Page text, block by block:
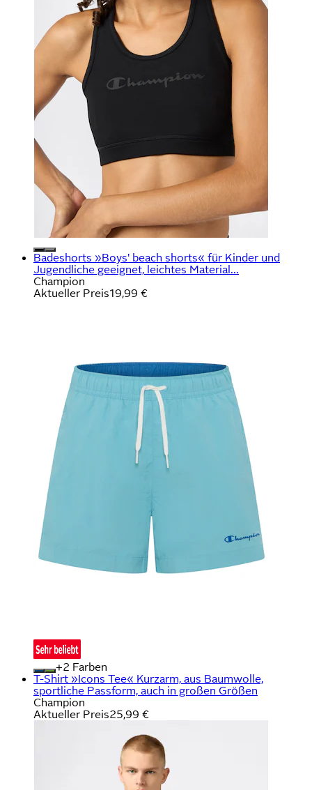
Badeshorts »Boys' beach shorts« für Kinder und
Jugendliche geeignet, leichtes Material...
Champion
Aktueller Preis19,99 €
+
Farben
T-Shirt »Icons Tee« Kurzarm, aus Baumwolle,
sportliche Passform, auch in großen Größen
Champion
Aktueller Preis25,99 €